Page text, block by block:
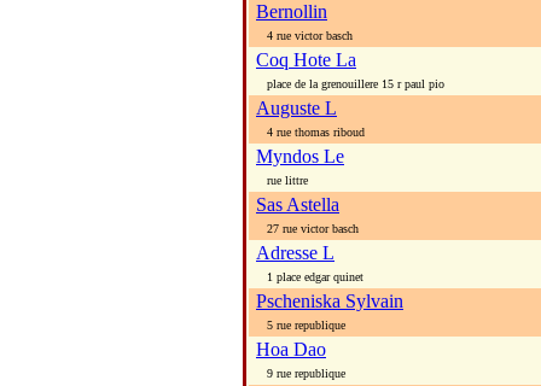
Bernollin
4 rue victor basch
Coq Hote La
place de la grenouillere 15 r paul pio
Auguste L
4 rue thomas riboud
Myndos Le
rue littre
Sas Astella
27 rue victor basch
Adresse L
1 place edgar quinet
Pscheniska Sylvain
5 rue republique
Hoa Dao
9 rue republique